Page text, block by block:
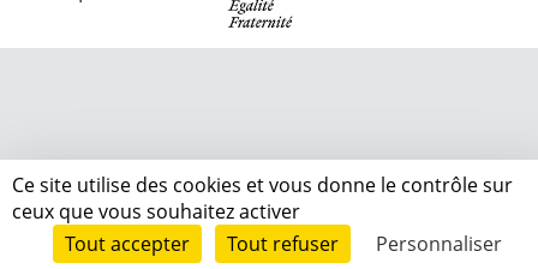
Ce site utilise des cookies et vous donne le contrôle sur
ceux que vous souhaitez activer
Tout accepter
Tout refuser Personnaliser